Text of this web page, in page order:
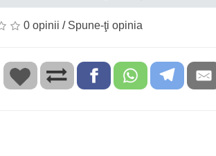
0 opinii / Spune-ţi opinia